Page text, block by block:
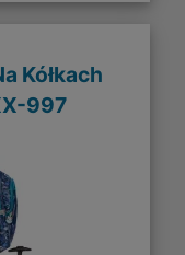
Kółkach
997